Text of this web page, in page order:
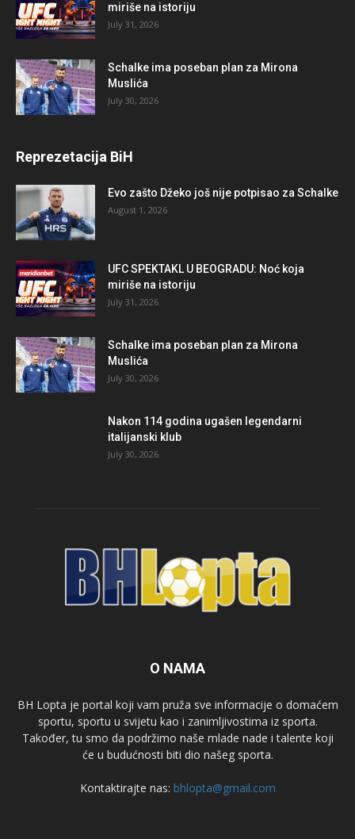
miriše na istoriju
July 31, 2026
Schalke ima poseban plan za Mirona
Muslića
July 30, 2026
Reprezetacija BiH
Evo zašto Džeko još nije potpisao za Schalke
August 1, 2026
UFC SPEKTAKL U BEOGRADU: Noć koja
miriše na istoriju
July 31, 2026
Schalke ima poseban plan za Mirona
Muslića
July 30, 2026
Nakon 114 godina ugašen legendarni
italijanski klub
July 30, 2026
O NAMA
BH Lopta je portal koji vam pruža sve informacije o domaćem
sportu, sportu u svijetu kao i zanimljivostima iz sporta.
Također, tu smo da podržimo naše mlade nade i talente koji
će u budućnosti biti dio našeg sporta.
Kontaktirajte nas: bhlopta@gmail.com